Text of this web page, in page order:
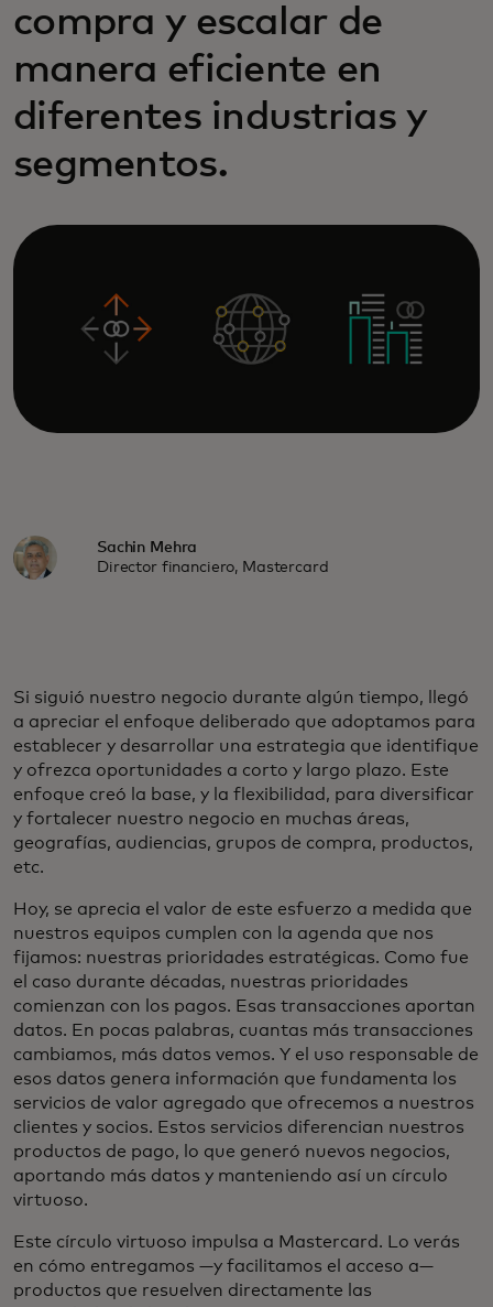
compra y escalar de
manera eficiente en
diferentes industrias y
segmentos.
Sachin Mehra
Director financiero, Mastercard
Si siguió nuestro negocio durante algún tiempo, llegó
a apreciar el enfoque deliberado que adoptamos para
establecer y desarrollar una estrategia que identifique
y ofrezca oportunidades a corto y largo plazo. Este
enfoque creó la base, y la flexibilidad, para diversificar
y fortalecer nuestro negocio en muchas áreas,
geografías, audiencias, grupos de compra, productos,
etc.
Hoy, se aprecia el valor de este esfuerzo a medida que
nuestros equipos cumplen con la agenda que nos
fijamos: nuestras prioridades estratégicas. Como fue
el caso durante décadas, nuestras prioridades
comienzan con los pagos. Esas transacciones aportan
datos. En pocas palabras, cuantas más transacciones
cambiamos, más datos vemos. Y el uso responsable de
esos datos genera información que fundamenta los
servicios de valor agregado que ofrecemos a nuestros
clientes y socios. Estos servicios diferencian nuestros
productos de pago, lo que generó nuevos negocios,
aportando más datos y manteniendo así un círculo
virtuoso.
Este círculo virtuoso impulsa a Mastercard. Lo verás
en cómo entregamos —y facilitamos el acceso a—
productos que resuelven directamente las